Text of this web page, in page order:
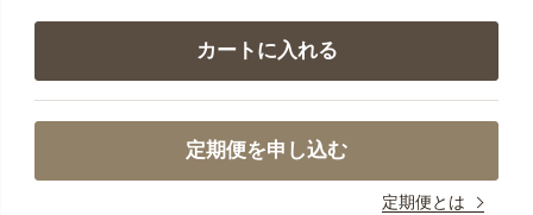
カートに入れる
定期便を申し込む
定期便とは